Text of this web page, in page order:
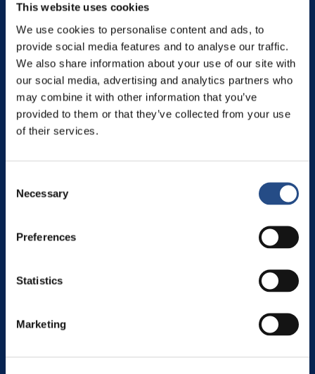
This website uses cookies
We use cookies to personalise content and ads, to
provide social media features and to analyse our traffic.
We also share information about your use of our site with
our social media, advertising and analytics partners who
may combine it with other information that you’ve
provided to them or that they’ve collected from your use
of their services.
Selection
Necessary
Preferences
Statistics
Marketing
Pogledajte na karti
TT Hotels
TUI BLUE Adriatic Beach
TUI BLUE Makarska
TUI BLUE Kalamota Island Resort
Camp Dole
Najbolje uvjete rezerviranja i najpovoljnije uvjete otkazivanja
ostvarujete rezervacijom izravno u hotelu, na našim internetskim
rezervacije - Fleksibilni uvjeti rezervacije - Posebne ponude i
paketi - Najbolje cijene.
reservation.kalamotaisland@tui-blue.com